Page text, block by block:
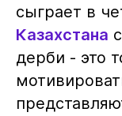
сыграет в
Казахстана с
дерби - это